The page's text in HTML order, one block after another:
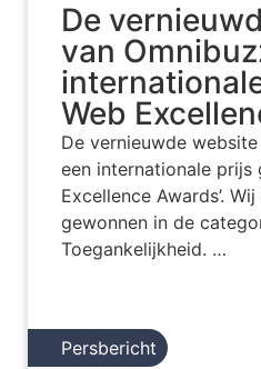
De
van
Web
De vernieuwde
een internationale prijs
Excellence Awards’.
gewonnen in de
Toegankelijkheid. …
Persbericht